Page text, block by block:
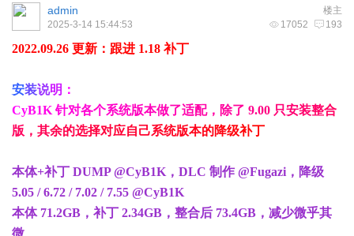
楼主
admin
17052 193
2025-3-14 15:44:53
2022.09.26 更新：跟进 1.18 补丁
安装说明 ：
CyB1K 针对各个系统版本做了适配， 除了 9.00 只安装整合
版 ， 其余的选择对应自己系统版本的降级补丁
本体+补丁 DUMP @CyB1K，DLC 制作 @Fugazi，降级
5.05 / 6.72 / 7.02 / 7.55 @CyB1K
本体 71.2GB，补丁 2.34GB，整合后 73.4GB，减少微乎其
微